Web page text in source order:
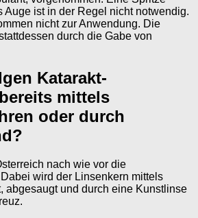
Auge ist in der Regel nicht notwendig.
nicht zur Anwendung. Die
durch die Gabe von
Katarakt-
mittels
oder durch
nach wie vor die
wird der Linsenkern mittels
abgesaugt und durch eine Kunstlinse